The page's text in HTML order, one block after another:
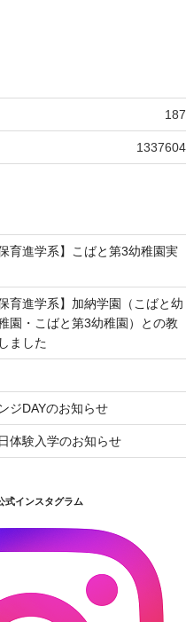
187
1337604
育進学系】こばと第3幼稚園実
育進学系】加納学園（こばと幼
園・こばと第3幼稚園）との教
ました
ジDAYのお知らせ
体験入学のお知らせ
式インスタグラム